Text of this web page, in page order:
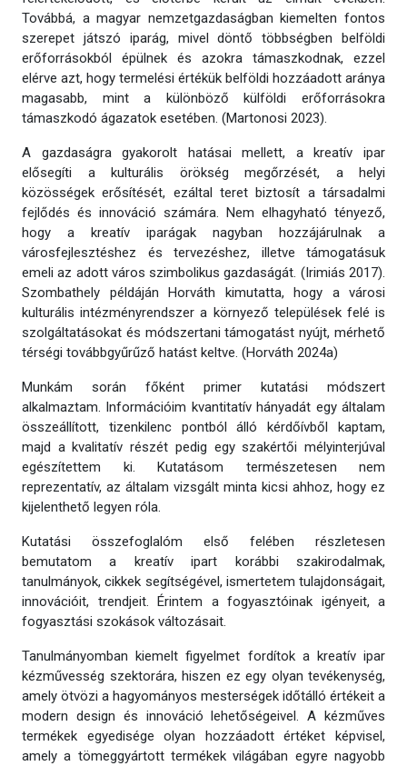
Továbbá, a magyar nemzetgazdaságban kiemelten fontos
szerepet játszó iparág, mivel döntő többségben belföldi
erőforrásokból épülnek és azokra támaszkodnak, ezzel
elérve azt, hogy termelési értékük belföldi hozzáadott aránya
magasabb, mint a különböző külföldi erőforrásokra
támaszkodó ágazatok esetében. (Martonosi 2023).
A gazdaságra gyakorolt hatásai mellett, a kreatív ipar
elősegíti a kulturális örökség megőrzését, a helyi
közösségek erősítését, ezáltal teret biztosít a társadalmi
fejlődés és innováció számára. Nem elhagyható tényező,
hogy a kreatív iparágak nagyban hozzájárulnak a
városfejlesztéshez és tervezéshez, illetve támogatásuk
emeli az adott város szimbolikus gazdaságát. (Irimiás 2017).
Szombathely példáján Horváth kimutatta, hogy a városi
kulturális intézményrendszer a környező települések felé is
szolgáltatásokat és módszertani támogatást nyújt, mérhető
térségi továbbgyűrűző hatást keltve. (Horváth 2024a)
Munkám során főként primer kutatási módszert
alkalmaztam. Információim kvantitatív hányadát egy általam
összeállított, tizenkilenc pontból álló kérdőívből kaptam,
majd a kvalitatív részét pedig egy szakértői mélyinterjúval
egészítettem ki. Kutatásom természetesen nem
reprezentatív, az általam vizsgált minta kicsi ahhoz, hogy ez
kijelenthető legyen róla.
Kutatási összefoglalóm első felében részletesen
bemutatom a kreatív ipart korábbi szakirodalmak,
tanulmányok, cikkek segítségével, ismertetem tulajdonságait,
innovációit, trendjeit. Érintem a fogyasztóinak igényeit, a
fogyasztási szokások változásait.
Tanulmányomban kiemelt figyelmet fordítok a kreatív ipar
kézművesség szektorára, hiszen ez egy olyan tevékenység,
amely ötvözi a hagyományos mesterségek időtálló értékeit a
modern design és innováció lehetőségeivel. A kézműves
termékek egyedisége olyan hozzáadott értéket képvisel,
amely a tömeggyártott termékek világában egyre nagyobb